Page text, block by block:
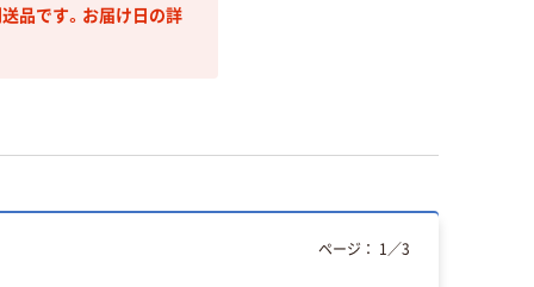
品です。お届け日の詳
ページ： 1 ／3